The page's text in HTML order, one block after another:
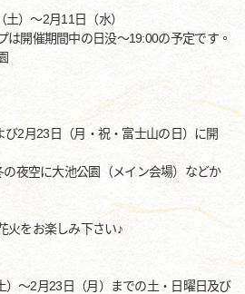
）～2月11日（水）
間中の日没～19:00の予定です。
び2月23日（月・祝・富士山の日）に開
夜空に大池公園（メイン会場）などか
火をお楽しみ下さい♪
）～2月23日（月）までの土・日曜日及び